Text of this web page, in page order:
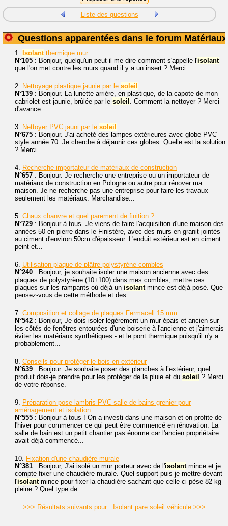
Liste des questions
Questions apparentées dans le forum Matériaux
1. Isolantthermique mur
N°105 : Bonjour, quelqu'un peut-il me dire comment s'appelle l'isolant
que l'on met contre les murs quand il y a un insert ? Merci.
2. Nettoyage plastique jaunie par le soleil
N°139 : Bonjour. La lunette arrière, en plastique, de la capote de mon
cabriolet est jaunie, brûlée par le soleil . Comment la nettoyer ? Merci
d'avance.
3. Nettoyer PVC jauni par le soleil
N°675 : Bonjour. J'ai acheté des lampes extérieures avec globe PVC
style année 70. Je cherche à déjaunir ces globes. Quelle est la solution
? Merci.
4. Recherche importateur de matériaux de construction
N°657 : Bonjour. Je recherche une entreprise ou un importateur de
matériaux de construction en Pologne ou autre pour rénover ma
maison. Je ne recherche pas une entreprise pour faire les travaux
seulement les matériaux. Marchandise...
5. Chaux chanvre et quel parement de finition ?
N°729 : Bonjour à tous. Je viens de faire l'acquisition d'une maison des
années 50 en pierre dans le Finistère, avec des murs en granit jointés
au ciment d'environ 50cm d'épaisseur. L'enduit extérieur est en ciment
peint et...
6. Utilisation plaque de plâtre polystyrène combles
N°240 : Bonjour, je souhaite isoler une maison ancienne avec des
plaques de polystyrène (10+100) dans mes combles, mettre ces
plaques sur les rampants où déjà un isolantmince est déjà posé. Que
pensez-vous de cette méthode et des...
7. Composition et collage de plaques Fermacell 15 mm
N°542 : Bonjour, Je dois isoler légèrement un mur épais et ancien sur
les côtés de fenêtres entourées d'une boiserie à l'ancienne et j'aimerais
éviter les matériaux synthétiques - et le pont thermique puisqu'il n'y a
probablement...
8. Conseils pour protéger le bois en extérieur
N°639 : Bonjour. Je souhaite poser des planches à l’extérieur, quel
produit dois-je prendre pour les protéger de la pluie et du soleil ? Merci
de votre réponse.
9. Préparation pose lambris PVC salle de bains grenier pour
aménagement et isolation
N°555 : Bonjour à tous ! On a investi dans une maison et on profite de
l'hiver pour commencer ce qui peut être commencé en rénovation. La
salle de bain est un petit chantier pas énorme car l'ancien propriétaire
avait déjà commencé...
10. Fixation d'une chaudière murale
N°381 : Bonjour, J'ai isolé un mur porteur avec de l'isolantmince et je
compte fixer une chaudière murale. Quel support puis-je mettre devant
l'isolantmince pour fixer la chaudière sachant que celle-ci pèse 82 kg
pleine ? Quel type de...
>>> Résultats suivants pour : Isolant pare soleil véhicule >>>